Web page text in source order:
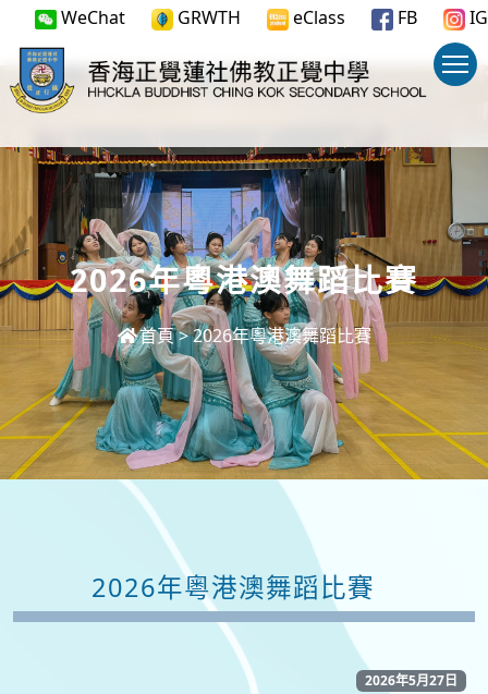
WeChat GRWTH eClass FB IG
2026年粵港澳舞蹈比賽
首頁>2026年粵港澳舞蹈比賽
2026年粵港澳舞蹈比賽
2026年5月27日